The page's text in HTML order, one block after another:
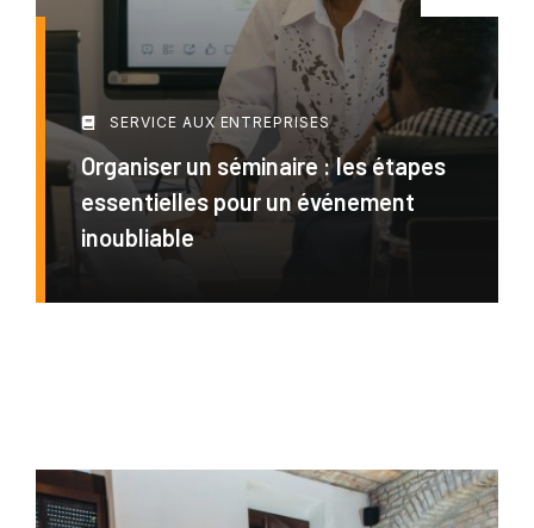
SERVICE AUX ENTREPRISES
Organiser un séminaire : les étapes
essentielles pour un événement
inoubliable